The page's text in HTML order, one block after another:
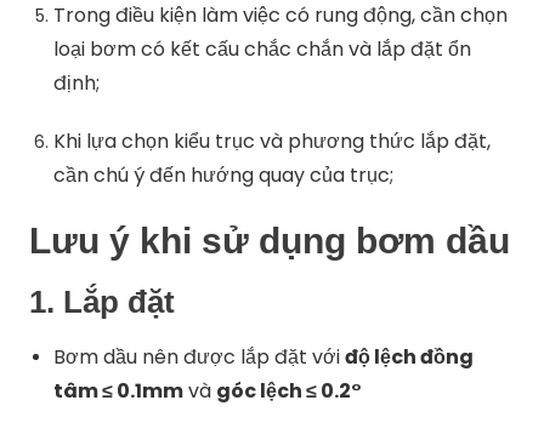
Trong điều kiện làm việc có rung động, cần chọn
loại bơm có kết cấu chắc chắn và lắp đặt ổn
định;
Khi lựa chọn kiểu trục và phương thức lắp đặt,
cần chú ý đến hướng quay của trục;
Lưu ý khi sử dụng bơm dầu
1. Lắp đặt
Bơm dầu nên được lắp đặt vớiđộ lệch đồng
tâm ≤ 0.1mmvà góc lệch ≤ 0.2°